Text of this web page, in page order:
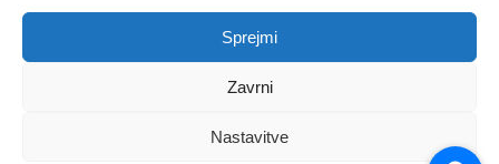
Sprejmi
Zavrni
Nastavitve
FOTO: Razstava cvetličarskega mojstra Andreja
Dogodki 27. novembra, 2017